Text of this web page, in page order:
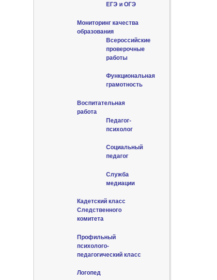
ЕГЭ и ОГЭ
Мониторинг качества
образования
Всероссийские
проверочные
работы
Функциональная
грамотность
Воспитательная
работа
Педагог-
психолог
Социальный
педагог
Служба
медиации
Кадетский класс
Следственного
комитета
Профильный
психолого-
педагогический класс
Логопед